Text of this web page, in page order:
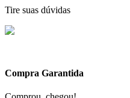
Tire suas dúvidas
Compra Garantida